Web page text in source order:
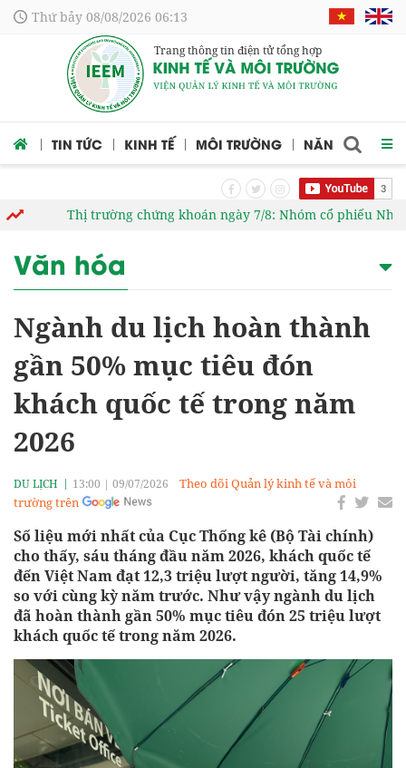
Thứ bảy 08/08/2026 06:13
Trang thông tin điện tử tổng hợp
TIN TỨC KINH TẾ MÔI TRƯỜNG NĂNG LƯỢNG
Thị trường chứng khoán ngày 7/8: Nhóm cổ phiếu Nhà
Văn hóa
Ngành du lịch hoàn thành
gần 50% mục tiêu đón
khách quốc tế trong năm
2026
DU LỊCH 13:00 | 09/07/2026
Theo dõi Quản lý kinh tế và môi
trường trên
Số liệu mới nhất của Cục Thống kê (Bộ Tài chính)
cho thấy, sáu tháng đầu năm 2026, khách quốc tế
đến Việt Nam đạt 12,3 triệu lượt người, tăng 14,9%
so với cùng kỳ năm trước. Như vậy ngành du lịch
đã hoàn thành gần 50% mục tiêu đón 25 triệu lượt
khách quốc tế trong năm 2026.